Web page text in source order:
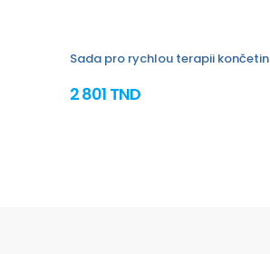
Sada pro rychlou terapii končetin
2 801 TND